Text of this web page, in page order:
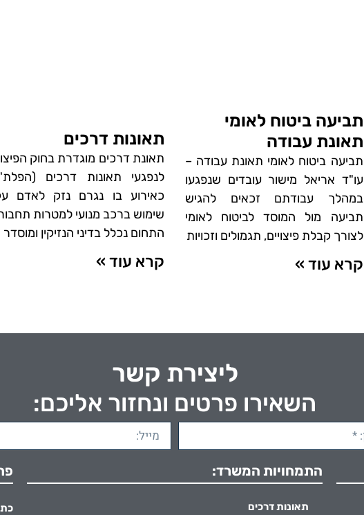
תביעה ביטוח לאומי
תאונת עבודה
תביעה ביטוח לאומי תאונת עבודה –
עו"ד אריאל מישור עובדים שנפגעו
במהלך עבודתם זכאים להגיש
תביעה מול המוסד לביטוח לאומי
לצורך קבלת פיצויים, תגמולים וזכויות
קרא עוד »
תאונות דרכים
תאונת דרכים מוגדרת בחוק
לנפגעי תאונות דרכים
כאירוע בו נגרם נזק לאדם
שימוש ברכב מנועי למטרות
התחום נכלל בדיני הנזיקין ומוסדר
קרא עוד »
ליצירת קשר
השאירו פרטים ונחזור אליכם:
התמחויות המשרד:
תאונות דרכים